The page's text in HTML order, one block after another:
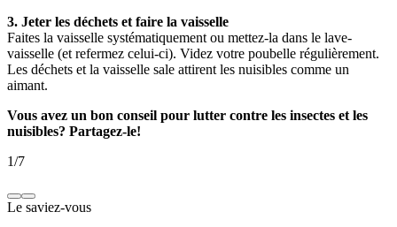
3. Jeter les déchets et faire la vaisselle
Faites la vaisselle systématiquement ou mettez-la dans le lave-
vaisselle (et refermez celui-ci). Videz votre poubelle régulièrement.
Les déchets et la vaisselle sale attirent les nuisibles comme un
aimant.
Vous avez un bon conseil pour lutter contre les insectes et les
nuisibles? Partagez-le!
1/7
Le saviez-vous